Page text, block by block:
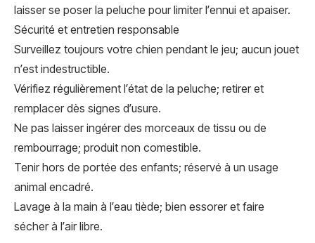
laisser se poser la peluche pour limiter l’ennui et apaiser.
Sécurité et entretien responsable
Surveillez toujours votre chien pendant le jeu; aucun jouet
n’est indestructible.
Vérifiez régulièrement l’état de la peluche; retirer et
remplacer dès signes d’usure.
Ne pas laisser ingérer des morceaux de tissu ou de
rembourrage; produit non comestible.
Tenir hors de portée des enfants; réservé à un usage
animal encadré.
Lavage à la main à l’eau tiède; bien essorer et faire
sécher à l’air libre.